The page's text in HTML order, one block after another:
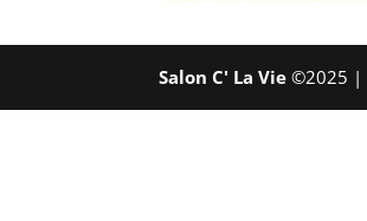
Salon C' La Vie ©2025 |